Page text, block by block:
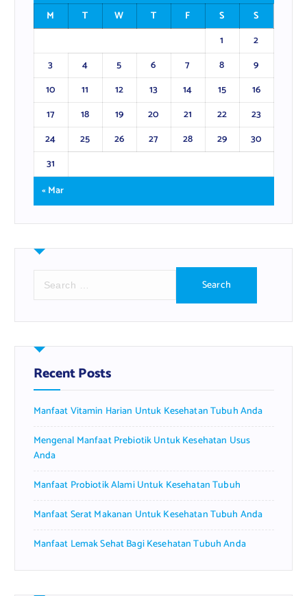
M
T W T F S
S
1
2
3
4 5 6 7 8
9
10
11 12 13 14 15
16
17
18 19 20 21 22
23
24
25 26 27 28 29
30
31
« Mar
r
h
f
o
:
Recent Posts
Manfaat Vitamin Harian Untuk Kesehatan Tubuh Anda
Mengenal Manfaat Prebiotik Untuk Kesehatan Usus
Anda
Manfaat Probiotik Alami Untuk Kesehatan Tubuh
Manfaat Serat Makanan Untuk Kesehatan Tubuh Anda
Manfaat Lemak Sehat Bagi Kesehatan Tubuh Anda